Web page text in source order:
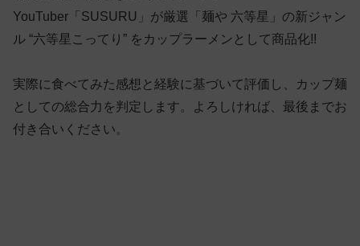
YouTuber「SUSURU」が厳選「麺や 六等星」の新ジャン
ル “六等星こってり” をカップラーメンとして商品化!!
実際に食べてみた感想と経験に基づいて評価し、カップ麺
としての総合力を判定します。よろしければ、最後までお
付き合いください。